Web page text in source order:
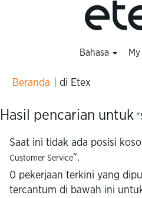
Bahasa
Beranda di Etex
ini)
Hasil pencarian untuk
Saat ini tidak ada posisi
Customer Service".
0 pekerjaan terkini yang
tercantum di bawah ini